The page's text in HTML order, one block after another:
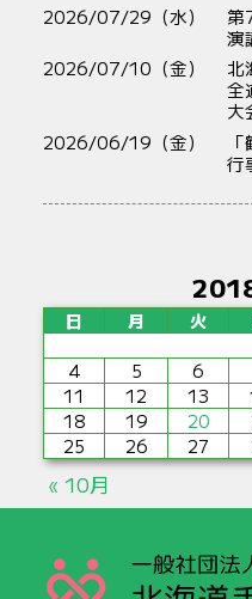
2026/07/29（水）
第
演
2026/07/10（金）
北
全
大
2026/06/19（金）
行
日 月 火
4
5 6
11
12 13
18
19 20
25
26 27
« 10月